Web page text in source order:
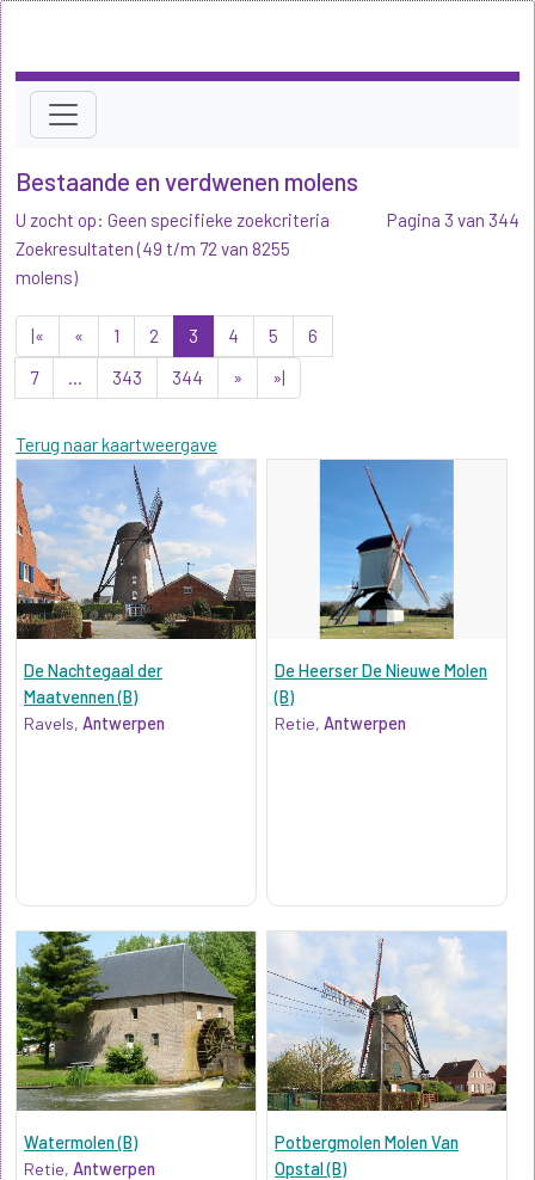
Bestaande en verdwenen molens
U zocht op: Geen specifieke zoekcriteria
Zoekresultaten (49 t/m 72 van 8255
molens)
|« « 1 2 3 4 5
6
7
... 343 344 » »|
Terug naar kaartweergave
Pagina 3 van 344
De Nachtegaal der
Maatvennen (B)
Ravels, Antwerpen
De Heerser De Nieuwe Molen
(B)
Retie,Antwerpen
Watermolen (B)
Retie, Antwerpen
Potbergmolen Molen Van
Opstal (B)